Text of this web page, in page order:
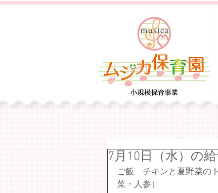
7月10日（水）の
ご飯　チキンと夏野菜の
菜・人参）